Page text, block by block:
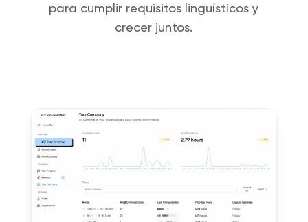
para cumplir requisitos lingüísticos y
crecer juntos.